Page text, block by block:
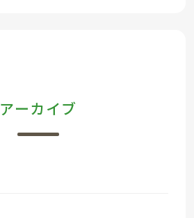
アーカイブ